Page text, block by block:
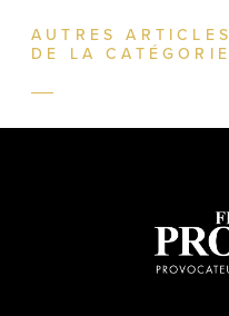
AUTRES ARTICLES
DE LA CATÉGORIE